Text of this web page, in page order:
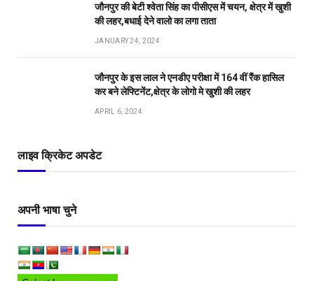
जौनपुर की बेटी श्वेता सिंह का पीसीएस में चयन, क्षेत्र में खुशी
की लहर,बधाई देने वालो का लगा ताता
JANUARY 24, 2024
जौनपुर के इस लाल ने एनडीए परीक्षा में 164 वीं रैंक हासिल
कर बने लेफ्टिनेंट,क्षेत्र के लोगो मे खुशी की लहर
APRIL 6, 2024
लाइव क्रिकेट अपडेट
अपनी भाषा चुने